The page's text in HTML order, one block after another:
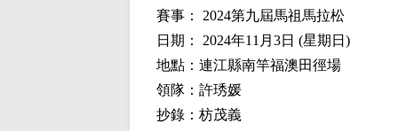
賽事： 2024第九屆馬祖馬拉松
日期： 2024年11月3日 (星期日)
地點：連江縣南竿福澳田徑場
領隊：許琇媛
抄錄：枋茂義